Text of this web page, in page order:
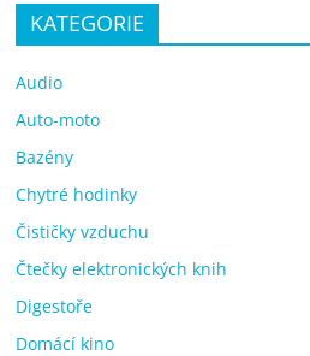
KATEGORIE
Audio
Auto-moto
Bazény
Chytré hodinky
Čističky vzduchu
Čtečky elektronických knih
Digestoře
Domácí kino